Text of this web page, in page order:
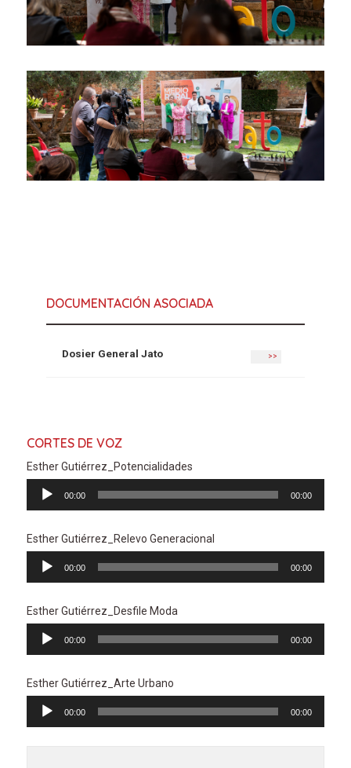
DOCUMENTACIÓN ASOCIADA
Dosier General Jato >>
CORTES DE VOZ
Esther Gutiérrez_Potencialidades
Reproductor
00:00 00:00
Esther Gutiérrez_Relevo Generacional
Reproductor
00:00 00:00
Esther Gutiérrez_Desfile Moda
Reproductor
00:00 00:00
Esther Gutiérrez_Arte Urbano
Reproductor
00:00 00:00